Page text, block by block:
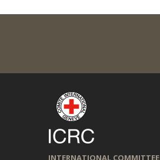
INTERNATIONAL COMMITTEE